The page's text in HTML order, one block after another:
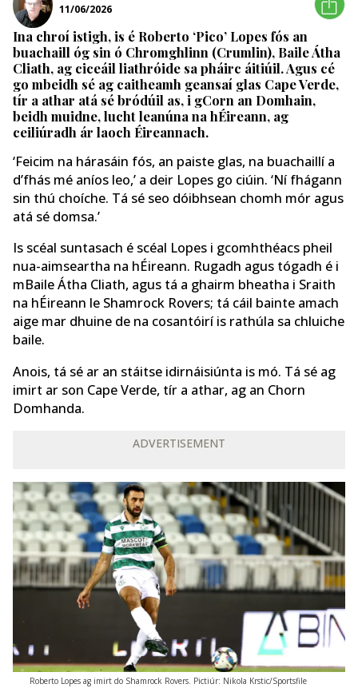
11/06/2026
Ina chroí istigh, is é Roberto ‘Pico’ Lopes fós an
buachaill óg sin ó Chromghlinn (Crumlin), Baile Átha
Cliath, ag ciceáil liathróide sa pháirc áitiúil. Agus cé
go mbeidh sé ag caitheamh geansaí glas Cape Verde,
tír a athar atá sé bródúil as, i gCorn an Domhain,
beidh muidne, lucht leanúna na hÉireann, ag
ceiliúradh ár laoch Éireannach.
‘Feicim na hárasáin fós, an paiste glas, na buachaillí a
d’fhás mé aníos leo,’ a deir Lopes go ciúin. ‘Ní fhágann
sin thú choíche. Tá sé seo dóibhsean chomh mór agus
atá sé domsa.’
Is scéal suntasach é scéal Lopes i gcomhthéacs pheil
nua-aimseartha na hÉireann. Rugadh agus tógadh é i
mBaile Átha Cliath, agus tá a ghairm bheatha i Sraith
na hÉireann le Shamrock Rovers; tá cáil bainte amach
aige mar dhuine de na cosantóirí is rathúla sa chluiche
baile.
Anois, tá sé ar an stáitse idirnáisiúnta is mó. Tá sé ag
imirt ar son Cape Verde, tír a athar, ag an Chorn
Domhanda.
ADVERTISEMENT
Roberto Lopes ag imirt do Shamrock Rovers. Pictiúr: Nikola Krstic/Sportsfile